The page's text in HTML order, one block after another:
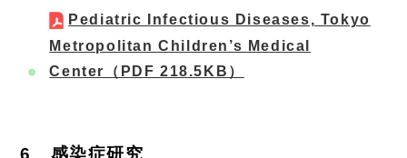
Pediatric Infectious Diseases, Tokyo
Metropolitan Children’s Medical
Center
（PDF 218.5KB）